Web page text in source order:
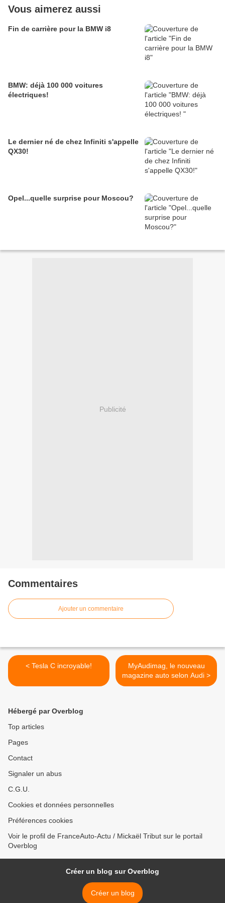
Vous aimerez aussi
Fin de carrière pour la BMW i8
BMW: déjà 100 000 voitures
électriques!
Le dernier né de chez Infiniti s'appelle
QX30!
Opel...quelle surprise pour Moscou?
Publicité
Commentaires
Ajouter un commentaire
< Tesla C incroyable!
MyAudimag, le nouveau
magazine auto selon Audi >
Hébergé par Overblog
Top articles
Pages
Contact
Signaler un abus
C.G.U.
Cookies et données personnelles
Préférences cookies
Voir le profil de FranceAuto-Actu / Mickaël Tribut sur le portail
Overblog
Créer un blog sur Overblog
Créer un blog